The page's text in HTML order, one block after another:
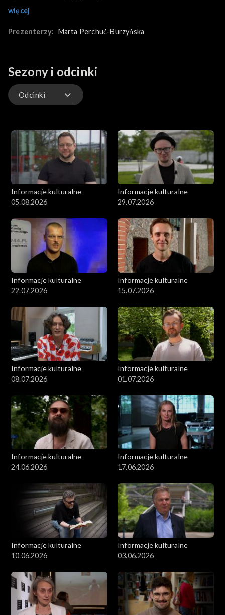
więcej
Prezenterzy: Marta Perchuć-Burzyńska
Sezony i odcinki
Odcinki
Archiwum
Informacje kulturalne
05.08.2026
Informacje kulturalne
29.07.2026
Informacje kulturalne
22.07.2026
Informacje kulturalne
15.07.2026
Informacje kulturalne
08.07.2026
Informacje kulturalne
01.07.2026
Informacje kulturalne
24.06.2026
Informacje kulturalne
17.06.2026
Informacje kulturalne
10.06.2026
Informacje kulturalne
03.06.2026